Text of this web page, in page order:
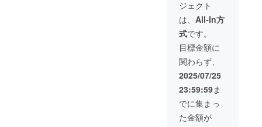
容です。
ジェクト
は、 All-In方
式です。
目標金額に
関わらず、
2025/07/25
23:59:59ま
でに集まっ
た金額が